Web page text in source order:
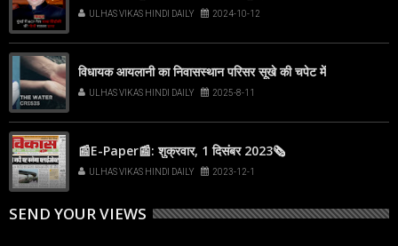
ULHAS VIKAS HINDI DAILY 2024-10-12
विधायक आयलानी का निवासस्थान परिसर सूखे की चपेट में
ULHAS VIKAS HINDI DAILY 2025-8-11
📰E-Paper📰: शुक्रवार, 1 दिसंबर 2023🗞
ULHAS VIKAS HINDI DAILY 2023-12-1
SEND YOUR VIEWS